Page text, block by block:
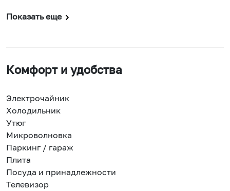
Показать еще
Комфорт и удобства
Электрочайник
Холодильник
Утюг
Микроволновка
Паркинг / гараж
Плита
Посуда и принадлежности
Телевизор